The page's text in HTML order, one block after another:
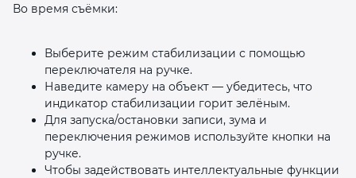
Во время съёмки:
Выберите режим стабилизации с помощью
переключателя на ручке.
Наведите камеру на объект — убедитесь, что
индикатор стабилизации горит зелёным.
Для запуска/остановки записи, зума и
переключения режимов используйте кнопки на
ручке.
Чтобы задействовать интеллектуальные функции